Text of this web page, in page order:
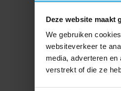
Deze website maakt
We gebruiken
websiteverkeer te
media, adverteren
verstrekt of die ze
Gum